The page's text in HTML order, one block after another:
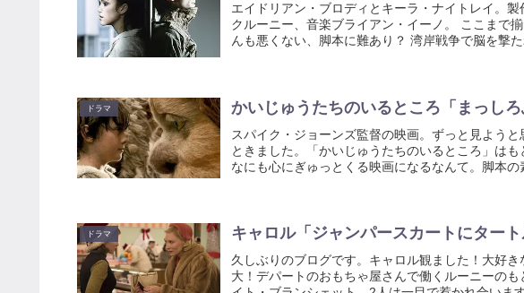
エイドリアン・ブロディとキーラ・ナイトレイ。
クルーニー、音楽ブライアン・イーノ。 ここまで
んも悪くない、脚本に難あり？ 湾岸戦争で脳を撃
ドラマ かいじゅうたちのいるところ「まっしろ
スパイク・ジョーンズ監督の映画。ずっと見よう
ときました。「かいじゅうたちのいるところ」は
なにも心にぎゅっとくる映画になるなんて。脚本の
ドラマ キャロル「ジャンパースカートにタート
久しぶりのブログです。キャロル観ました！大好
大！デパートのおもちゃ屋さんで働くルーニーの